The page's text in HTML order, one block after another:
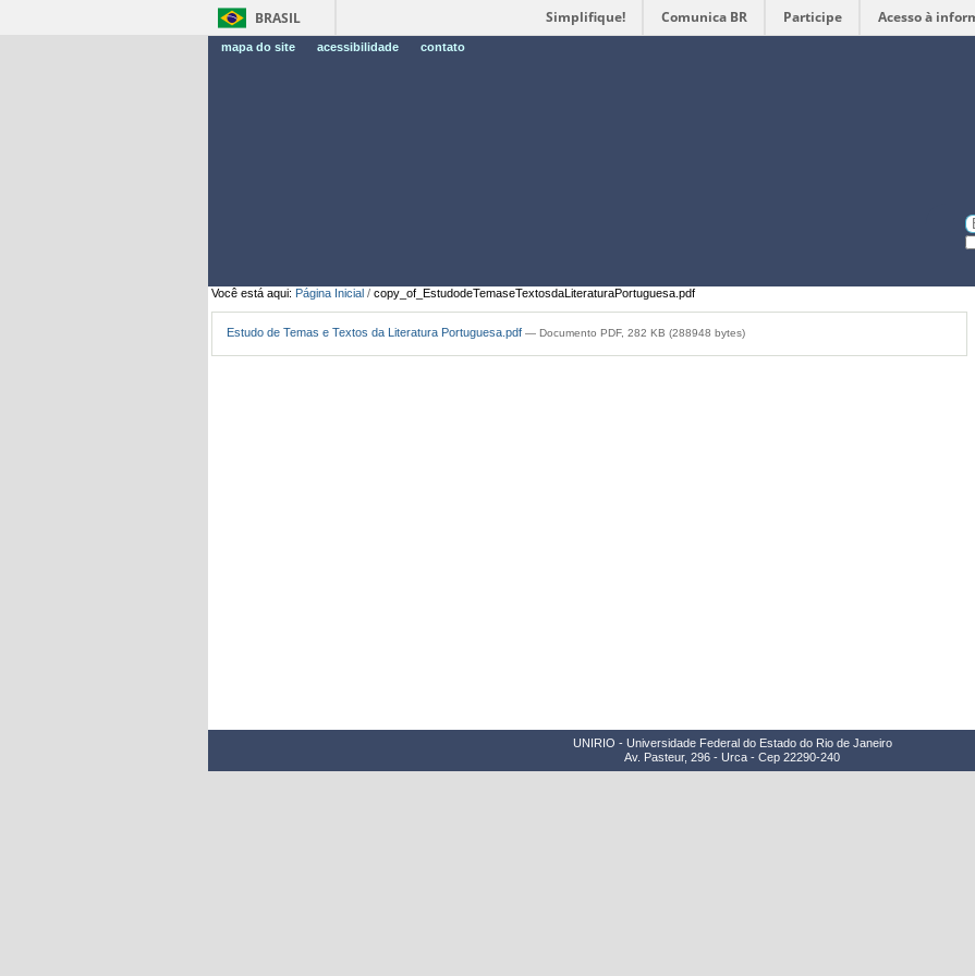
BRASIL Simplifique! Comunica BR Participe Acesso à
mapa do site acessibilidade contato
Você está aqui: Página Inicial / copy_of_EstudodeTemaseTextosdaLiteraturaPortuguesa.pdf
Estudo de Temas e Textos da Literatura Portuguesa.pdf — Documento PDF, 282 KB (288948 bytes)
UNIRIO - Universidade Federal do Estado do Rio de Janeiro
Av. Pasteur, 296 - Urca - Cep 22290-240